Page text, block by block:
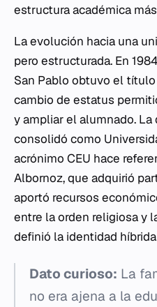
estructura académica
La evolución hacia una
pero estructurada. En
San Pablo obtuvo el
cambio de estatus
y ampliar el alumnado.
consolidó como
acrónimo CEU hace
Albornoz, que adquirió
aportó recursos
entre la orden religiosa y
definió la identidad
Dato curioso: La
no era ajena a la